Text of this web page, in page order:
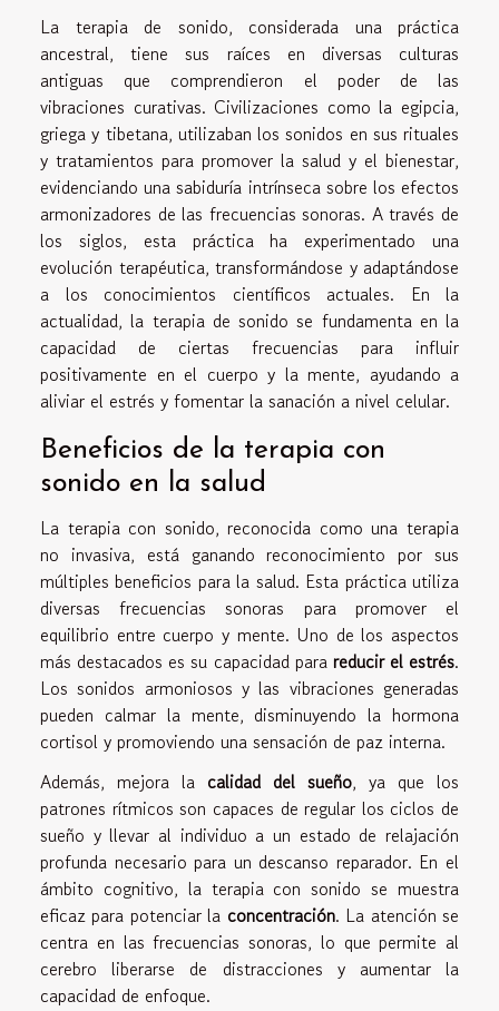
La terapia de sonido, considerada una práctica
ancestral, tiene sus raíces en diversas culturas
antiguas que comprendieron el poder de las
vibraciones curativas. Civilizaciones como la egipcia,
griega y tibetana, utilizaban los sonidos en sus rituales
y tratamientos para promover la salud y el bienestar,
evidenciando una sabiduría intrínseca sobre los efectos
armonizadores de las frecuencias sonoras. A través de
los siglos, esta práctica ha experimentado una
evolución terapéutica, transformándose y adaptándose
a los conocimientos científicos actuales. En la
actualidad, la terapia de sonido se fundamenta en la
capacidad de ciertas frecuencias para influir
positivamente en el cuerpo y la mente, ayudando a
aliviar el estrés y fomentar la sanación a nivel celular.
Beneficios de la terapia con
sonido en la salud
La terapia con sonido, reconocida como una terapia
no invasiva, está ganando reconocimiento por sus
múltiples beneficios para la salud. Esta práctica utiliza
diversas frecuencias sonoras para promover el
equilibrio entre cuerpo y mente. Uno de los aspectos
más destacados es su capacidad para reducir el estrés.
Los sonidos armoniosos y las vibraciones generadas
pueden calmar la mente, disminuyendo la hormona
cortisol y promoviendo una sensación de paz interna.
Además, mejora la calidad del sueño, ya que los
patrones rítmicos son capaces de regular los ciclos de
sueño y llevar al individuo a un estado de relajación
profunda necesario para un descanso reparador. En el
ámbito cognitivo, la terapia con sonido se muestra
eficaz para potenciar la concentración. La atención se
centra en las frecuencias sonoras, lo que permite al
cerebro liberarse de distracciones y aumentar la
capacidad de enfoque.